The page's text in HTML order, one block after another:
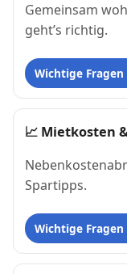
Gemeinsam
geht’s richtig.
Wichtige Fragen
📈 Mietkosten
Spartipps.
Wichtige Fragen